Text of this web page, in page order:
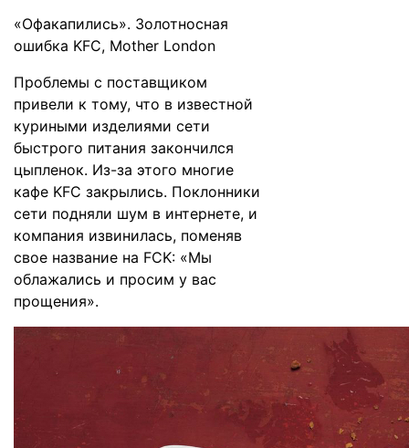
«Офакапились». Золотносная
ошибка KFC, Mother London
Проблемы с поставщиком
привели к тому, что в известной
куриными изделиями сети
быстрого питания закончился
цыпленок. Из-за этого многие
кафе KFC закрылись. Поклонники
сети подняли шум в интернете, и
компания извинилась, поменяв
свое название на FCK: «Мы
облажались и просим у вас
прощения».